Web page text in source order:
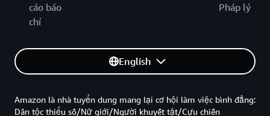
cáo báo
chí
Pháp lý
English
Amazon là nhà tuyển dung mang lại cơ hội làm việc bình đẳng:
Dân tộc thiểu số/Nữ giới/Người khuyết tật/Cựu chiến